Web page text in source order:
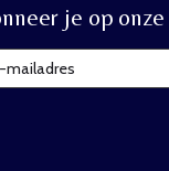
je op